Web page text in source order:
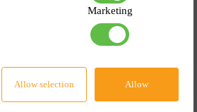
DO KOSZYKA
Marketing
Allow selection Allow